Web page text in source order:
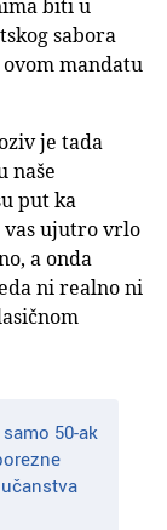
biti u
sabora
mandatu
je tada
naše
put ka
vas ujutro vrlo
a onda
ni realno ni
50-ak